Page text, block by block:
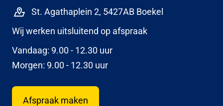
St. Agathaplein 2, 5427AB Boekel
Wij werken uitsluitend op afspraak
Vandaag: 9.00 - 12.30 uur
Morgen: 9.00 - 12.30 uur
Afspraak maken